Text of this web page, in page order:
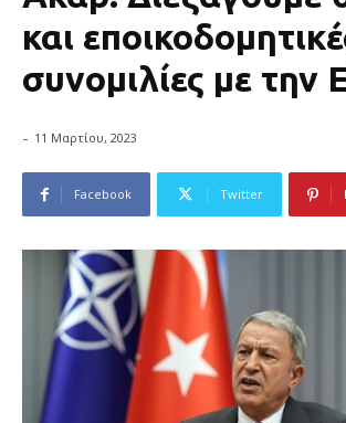
και
συνομιλίες με την
- 11 Μαρτίου, 2023
Facebook Twitter